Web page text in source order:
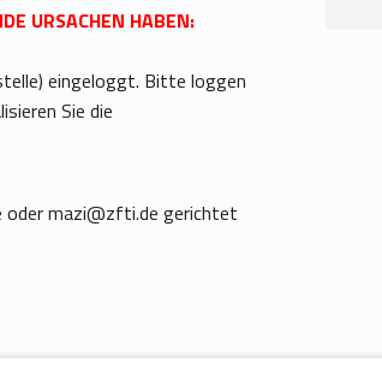
URSACHEN HABEN:
eingeloggt. Bitte loggen
Sie die
odermazi@zfti.de gerichtet